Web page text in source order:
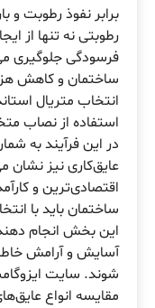
برابر نفوذ رطوبت و
رطوبتی نه تنها از
فرسودگی جلوگیری
ساختمان و کاهش
انتخاب متریال
استفاده از نصاب
در این فرآیند به
عایق‌کاری نیز نشان
اقتصادی‌ترین و
ساختمان باید با
این بخش انجام دهند
آسایش و آرامش
شوند. سایت
مقایسه انواع